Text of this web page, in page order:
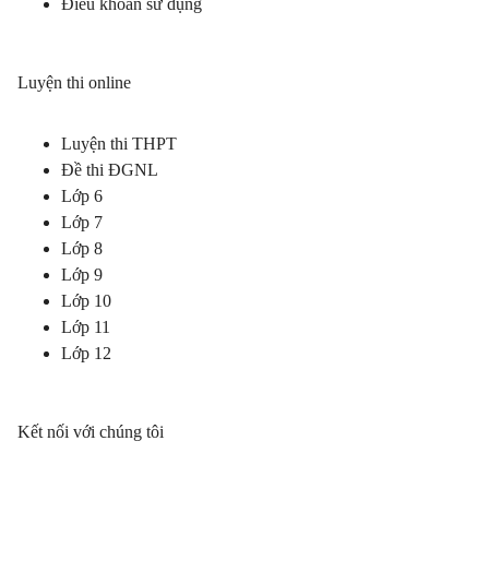
Luyện thi online
Luyện thi THPT
Đề thi ĐGNL
Lớp 6
Lớp 7
Lớp 8
Lớp 9
Lớp 10
Lớp 11
Lớp 12
Kết nối với chúng tôi